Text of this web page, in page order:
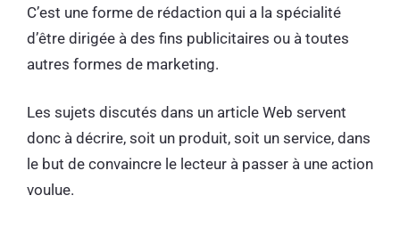
C’est une forme de rédaction qui a la spécialité
d’être dirigée à des fins publicitaires ou à toutes
autres formes de marketing.
Les sujets discutés dans un article Web servent
donc à décrire, soit un produit, soit un service, dans
le but de convaincre le lecteur à passer à une action
voulue.